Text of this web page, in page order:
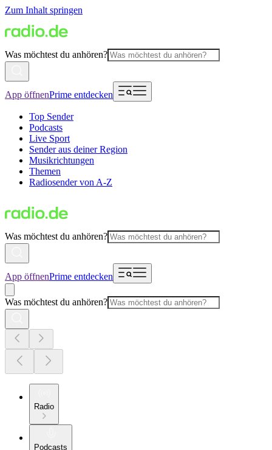
Zum Inhalt springen
Was möchtest du anhören?
App öffnenPrime entdecken
Top Sender
Podcasts
Live Sport
Sender aus deiner Region
Musikrichtungen
Themen
Radiosender von A-Z
Was möchtest du anhören?
App öffnenPrime entdecken
Was möchtest du anhören?
Radio
Podcasts